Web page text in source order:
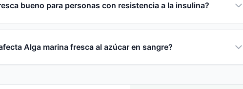
bueno para personas con resistencia a la insulina?
Alga marina fresca al azúcar en sangre?